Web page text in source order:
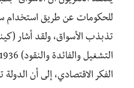
للحكومات عن طريق استخدام
تذبذب الأسواق، ولقد أشار (
التشغيل والفائدة والنقود) 1936م،
الفكر الاقتصادي، إلى أن الدولة